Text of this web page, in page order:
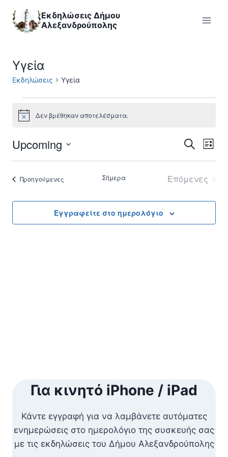
content
Εκδηλώσεις Δήμου
Αλεξανδρούπολης
Υγεία
Εκδηλώσεις Υγεία
Εκδηλώσεις
Notice Δεν βρέθηκαν αποτελέσματα.
and
Αναζήτηση
Λίστα
Upcoming
Επιλέξτε
Προηγούμενες Σήμερα
Επόμενες
Εγγραφείτε στο ημερολόγιο
Για κινητό iPhone / iPad
Κάντε εγγραφή για να λαμβάνετε αυτόματες
ενημερώσεις στο ημερολόγιο της συσκευής σας
με τις εκδηλώσεις του Δήμου Αλεξανδρούπολης